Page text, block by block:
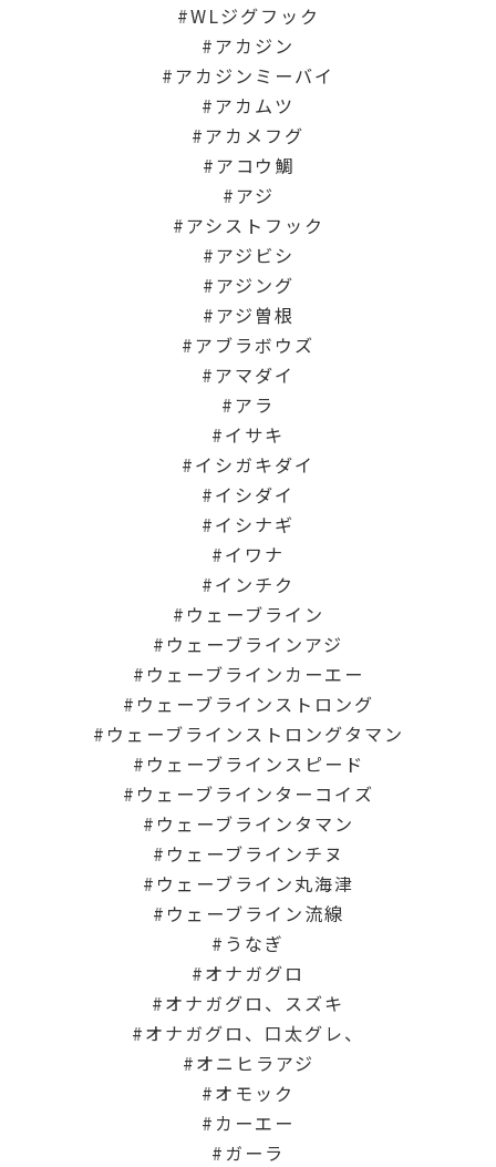
WLジグフック
アカジン
アカジンミーバイ
アカムツ
アカメフグ
アコウ鯛
アジ
アシストフック
アジビシ
アジング
アジ曽根
アブラボウズ
アマダイ
アラ
イサキ
イシガキダイ
イシダイ
イシナギ
イワナ
インチク
ウェーブライン
ウェーブラインアジ
ウェーブラインカーエー
ウェーブラインストロング
ウェーブラインストロングタマン
ウェーブラインスピード
ウェーブラインターコイズ
ウェーブラインタマン
ウェーブラインチヌ
ウェーブライン丸海津
ウェーブライン流線
うなぎ
オナガグロ
オナガグロ、スズキ
オナガグロ、口太グレ、
オニヒラアジ
オモック
カーエー
ガーラ